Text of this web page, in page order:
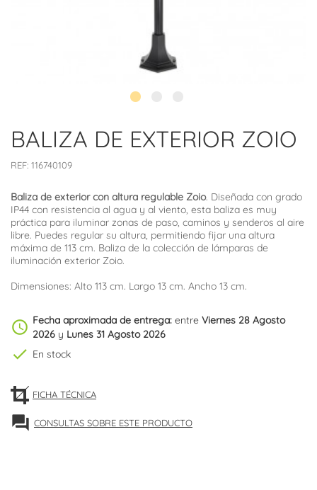
BALIZA DE EXTERIOR ZOIO
REF: 116740109
Baliza de exterior con altura regulable Zoio. Diseñada con grado
IP44 con resistencia al agua y al viento, esta baliza es muy
práctica para iluminar zonas de paso, caminos y senderos al aire
libre. Puedes regular su altura, permitiendo fijar una altura
máxima de 113 cm. Baliza de la colección de lámparas de
iluminación exterior Zoio.
Dimensiones: Alto 113 cm. Largo 13 cm. Ancho 13 cm.
schedule Fecha aproximada de entrega: entre Viernes 28 Agosto
2026 y Lunes 31 Agosto 2026
check En stock
FICHA TÉCNICA
forum CONSULTAS SOBRE ESTE PRODUCTO